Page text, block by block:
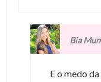
Bia
E o medo